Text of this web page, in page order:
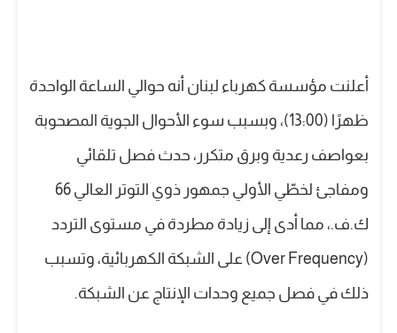
أعلنت مؤسسة كهرباء لبنان أنه حوالي الساعة الواحدة
ظهرًا (13:00)، وبسبب سوء الأحوال الجوية المصحوبة
بعواصف رعدية وبرق متكرر، حدث فصل تلقائي
ومفاجئ لخطّي الأولي جمهور ذوي التوتر العالي 66
ك.ف.، مما أدى إلى زيادة مطردة في مستوى التردد
(Over Frequency) على الشبكة الكهربائية، وتسبب
ذلك في فصل جميع وحدات الإنتاج عن الشبكة.